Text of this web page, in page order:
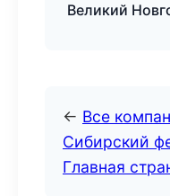
Великий
← Все
Сибирский
Главная